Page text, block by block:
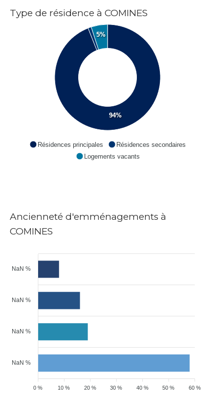
Type de résidence à COMINES
94%
5%
Résidences principales
Résidences secondaires
Logements vacants
Ancienneté d'emménagements à
COMINES
NaN %
NaN %
NaN %
NaN %
60 %
50 %
40 %
30 %
20 %
10 %
0 %